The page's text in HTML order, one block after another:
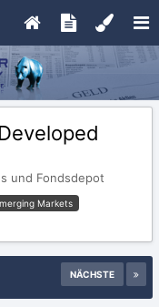
und Fondsdepot
Markets
NÄCHSTE